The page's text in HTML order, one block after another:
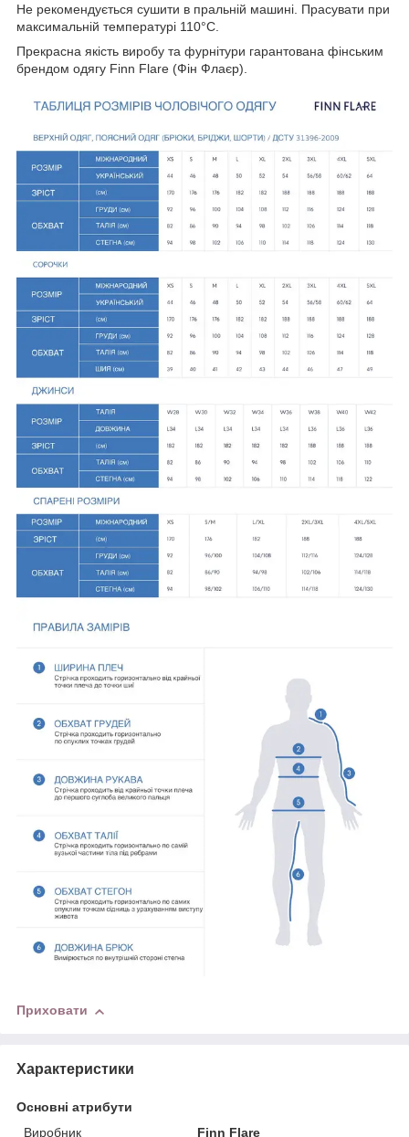
Не рекомендується сушити в пральній машині. Прасувати при
максимальній температурі 110°C.
Прекрасна якість виробу та фурнітури гарантована фінським
брендом одягу Finn Flare (Фін Флаєр).
Приховати
Характеристики
Основні атрибути
Виробник
Finn Flare